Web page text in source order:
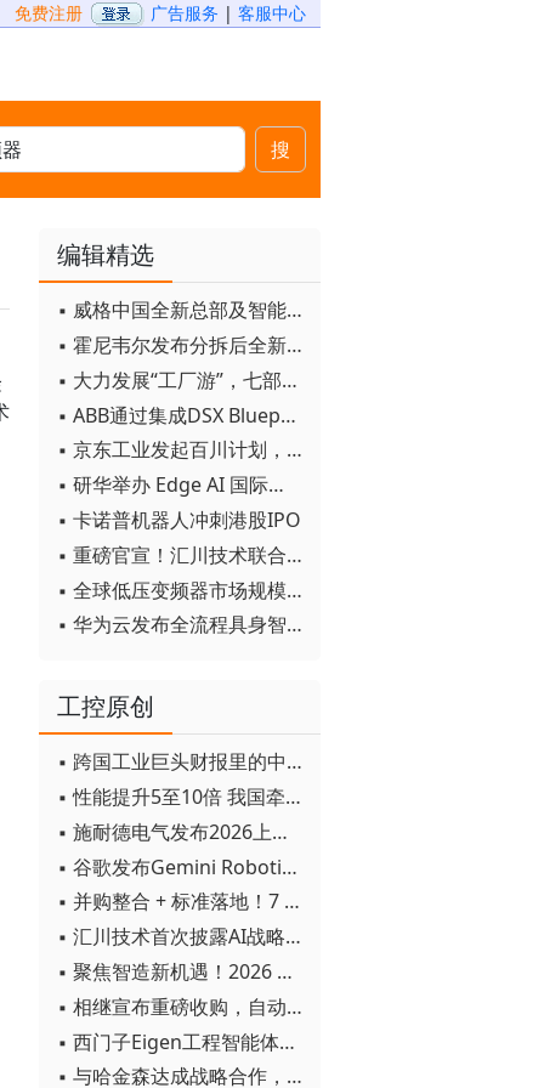
免费注册 广告服务 | 客服中心
搜
编辑精选
▪ 威格中国全新总部及智能工厂启用
▪ 霍尼韦尔发布分拆后全新品牌：霍尼韦尔科技与霍尼韦尔航空航天
▪ 大力发展“工厂游”，七部门联合发文！
▪ ABB通过集成DSX Blueprint AI基础设施，扩大与英伟达的合作
▪ 京东工业发起百川计划， 构建工业大模型新生态
▪ 研华举办 Edge AI 国际论坛
▪ 卡诺普机器人冲刺港股IPO
▪ 重磅官宣！汇川技术联合发起 D12 联盟，开创产教融合新范式
▪ 全球低压变频器市场规模2030年将超170亿美元
▪ 华为云发布全流程具身智能开发平台CloudRobo
工控原创
▪ 跨国工业巨头财报里的中国成绩单
▪ 性能提升5至10倍 我国牵头制定的WiTSnet工业以太网国际标准正式发布
▪ 施耐德电气发布2026上半年可持续发展成绩单 "Impact 2030"路线图开局稳健
▪ 谷歌发布Gemini Robotics 2模型 实现人形机器人全身智能控制突破
▪ 并购整合 + 标准落地！7 月工业自动化产业动态速递
▪ 汇川技术首次披露AI战略进展：从两个方面推动“AI业务化”落地
▪ 聚焦智造新机遇！2026 青岛数字化及智能制造技术论坛圆满落幕
▪ 相继宣布重磅收购，自动化巨头新一轮并购潮剑指何方？
▪ 西门子Eigen工程智能体落地中国，工业AI跨越物理世界“确定性”拐点
▪ 与哈金森达成战略合作，乐聚机器人何以持续获得工业巨头青睐？